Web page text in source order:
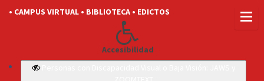
• CAMPUS VIRTUAL • BIBLIOTECA • EDICTOS
Accesibilidad